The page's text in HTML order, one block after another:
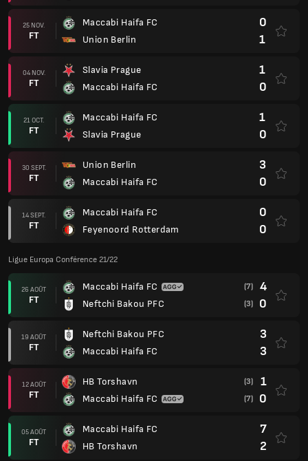
25 NOV.
FT
Maccabi Haifa FC
Union Berlin
0
1
04 NOV.
FT
Slavia Prague
Maccabi Haifa FC
1
0
21 OCT.
FT
Maccabi Haifa FC
Slavia Prague
1
0
30 SEPT.
FT
Union Berlin
Maccabi Haifa FC
3
0
14 SEPT.
FT
Maccabi Haifa FC
Feyenoord Rotterdam
0
0
Ligue Europa Conférence 21/22
26 AOÛT
FT
Maccabi Haifa FC
Neftchi Bakou PFC
(7) 4
(3) 0
19 AOÛT
FT
Neftchi Bakou PFC
Maccabi Haifa FC
3
3
12 AOÛT
FT
HB Torshavn
Maccabi Haifa FC
(3) 1
(7) 0
05 AOÛT
FT
Maccabi Haifa FC
HB Torshavn
7
2